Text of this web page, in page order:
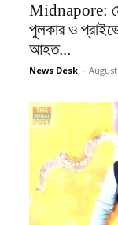
Midnapore:
পুলকার ও
আহত...
News Desk -